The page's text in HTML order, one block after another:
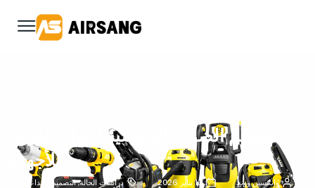
تصميم الصورة الرئيسية لأدوات أوزون
للأجهزة
وانكسين وونغ 13 يناير 2026 دراسات الحالة,التصميم الإبداعي